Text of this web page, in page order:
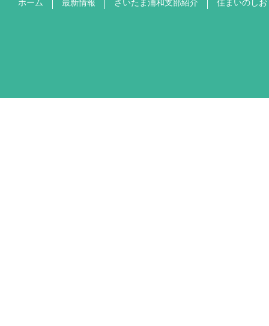
ホーム 最新情報 さいたま浦和支部紹介 住まいのしお